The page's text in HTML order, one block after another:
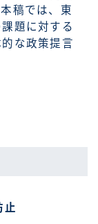
稿では、東
題に対する
な政策提言
止